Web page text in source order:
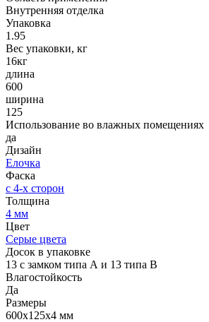
Внутренняя отделка
Упаковка
1.95
Вес упаковки, кг
16кг
длина
600
ширина
125
Использование во влажных помещениях
да
Дизайн
Елочка
Фаска
с 4-х сторон
Толщина
4 мм
Цвет
Серые цвета
Досок в упаковке
13 с замком типа А и 13 типа В
Влагостойкость
Да
Размеры
600х125х4 мм